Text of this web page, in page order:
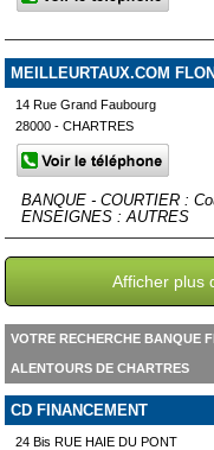
MEILLEURTAUX.COM
14 Rue Grand Faubourg
28000 - CHARTRES
BANQUE - COURTIER :
ENSEIGNES : AUTRES
Afficher plus
VOTRE RECHERCHE BANQUE
ALENTOURS DE CHARTRES
CD FINANCEMENT
24 Bis RUE HAIE DU PONT